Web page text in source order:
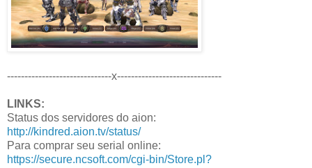
------------------------------x------------------------------
LINKS:
Status dos servidores do aion:
http://kindred.aion.tv/status/
Para comprar seu serial online:
https://secure.ncsoft.com/cgi-bin/Store.pl?